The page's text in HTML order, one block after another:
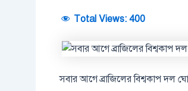
Total Views: 400
সবার আগে ব্রাজিলের বিশ্বকাপ দল